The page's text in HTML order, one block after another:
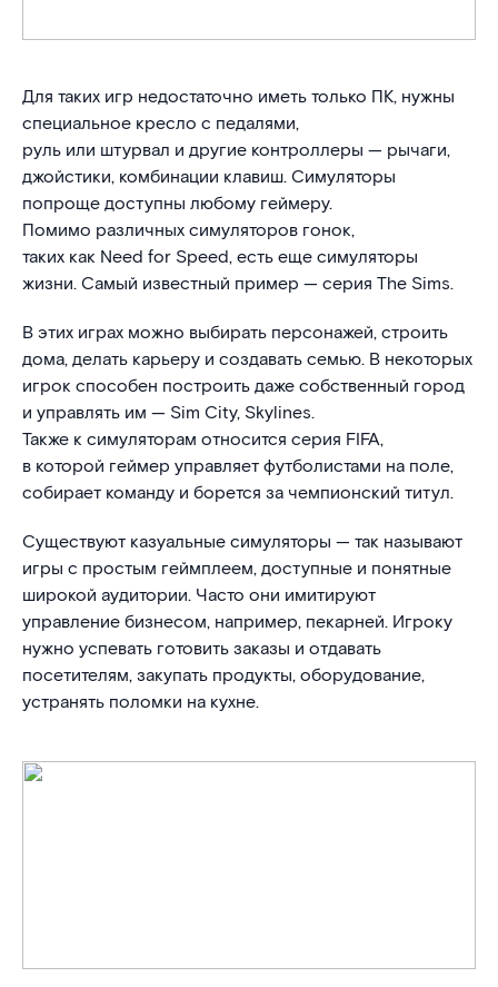
Для таких игр недостаточно иметь только ПК, нужны
специальное кресло с педалями,
руль или штурвал и другие контроллеры — рычаги,
джойстики, комбинации клавиш. Симуляторы
попроще доступны любому геймеру.
Помимо различных симуляторов гонок,
таких как Need for Speed, есть еще симуляторы
жизни. Самый известный пример — серия The Sims.
В этих играх можно выбирать персонажей, строить
дома, делать карьеру и создавать семью. В некоторых
игрок способен построить даже собственный город
и управлять им — Sim City, Skylines.
Также к симуляторам относится серия FIFA,
в которой геймер управляет футболистами на поле,
собирает команду и борется за чемпионский титул.
Существуют казуальные симуляторы — так называют
игры с простым геймплеем, доступные и понятные
широкой аудитории. Часто они имитируют
управление бизнесом, например, пекарней. Игроку
нужно успевать готовить заказы и отдавать
посетителям, закупать продукты, оборудование,
устранять поломки на кухне.